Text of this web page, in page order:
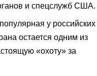
и спецслужб США.
у российских
остается одним из
«охоту» за